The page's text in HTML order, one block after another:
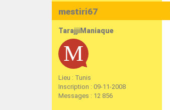
mestiri67
TarajjiManiaque
Lieu : Tunis
Inscription : 09-11-2008
Messages : 12 856